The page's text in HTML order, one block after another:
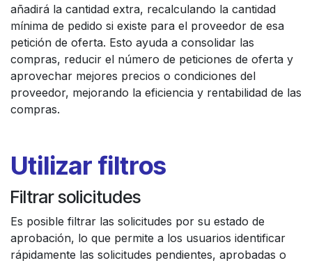
añadirá la cantidad extra, recalculando la cantidad
mínima de pedido si existe para el proveedor de esa
petición de oferta. Esto ayuda a consolidar las
compras, reducir el número de peticiones de oferta y
aprovechar mejores precios o condiciones del
proveedor, mejorando la eficiencia y rentabilidad de las
compras.
Utilizar filtros
Filtrar solicitudes
Es posible filtrar las solicitudes por su estado de
aprobación, lo que permite a los usuarios identificar
rápidamente las solicitudes pendientes, aprobadas o